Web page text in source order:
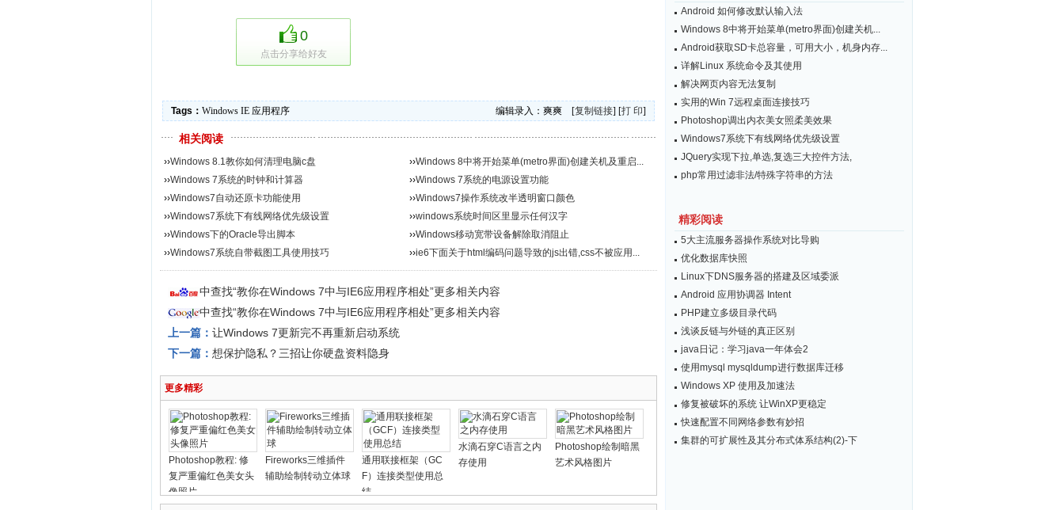
0
点击分享给好友
Tags： Windows IE 应用程序 编辑录入：爽爽 [复制链接] [打 印]
相关阅读
››Windows 8.1教你如何清理电脑c盘 ››Windows 8中将开始菜单(metro界面)创建关机及重启...
››Windows 7系统的时钟和计算器 ››Windows 7系统的电源设置功能
››Windows7自动还原卡功能使用 ››Windows7操作系统改半透明窗口颜色
››Windows7系统下有线网络优先级设置 ››windows系统时间区里显示任何汉字
››Windows下的Oracle导出脚本 ››Windows移动宽带设备解除取消阻止
››Windows7系统自带截图工具使用技巧 ››ie6下面关于html编码问题导致的js出错,css不被应用...
中查找“教你在Windows 7中与IE6应用程序相处”更多相关内容
中查找“教你在Windows 7中与IE6应用程序相处”更多相关内容
上一篇： 让Windows 7更新完不再重新启动系统
下一篇： 想保护隐私？三招让你硬盘资料隐身
更多精彩
Photoshop教程: 修
复严重偏红色美女头
像照片
Fireworks三维插件
辅助绘制转动立体球
通用联接框架（GC
F）连接类型使用总
结
水滴石穿C语言之内
存使用
Photoshop绘制暗黑
艺术风格图片
Android 如何修改默认输入法
Windows 8中将开始菜单(metro界面)创建关机...
Android获取SD卡总容量，可用大小，机身内存...
详解Linux 系统命令及其使用
解决网页内容无法复制
实用的Win 7远程桌面连接技巧
Photoshop调出内衣美女照柔美效果
Windows7系统下有线网络优先级设置
JQuery实现下拉,单选,复选三大控件方法,
php常用过滤非法/特殊字符串的方法
精彩阅读
5大主流服务器操作系统对比导购
优化数据库快照
Linux下DNS服务器的搭建及区域委派
Android 应用协调器 Intent
PHP建立多级目录代码
浅谈反链与外链的真正区别
java日记：学习java一年体会2
使用mysql mysqldump进行数据库迁移
Windows XP 使用及加速法
修复被破坏的系统 让WinXP更稳定
快速配置不同网络参数有妙招
集群的可扩展性及其分布式体系结构(2)-下